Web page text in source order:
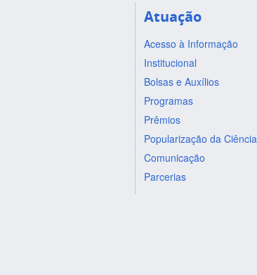
Atuação
Acesso à Informação
Institucional
Bolsas e Auxílios
Programas
Prêmios
Popularização da Ciência
Comunicação
Parcerias